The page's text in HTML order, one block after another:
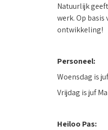
Natuurlijk
werk. Op
ontwikkeling!
Personeel:
Woensdag is
Vrijdag is juf
Heiloo Pas: